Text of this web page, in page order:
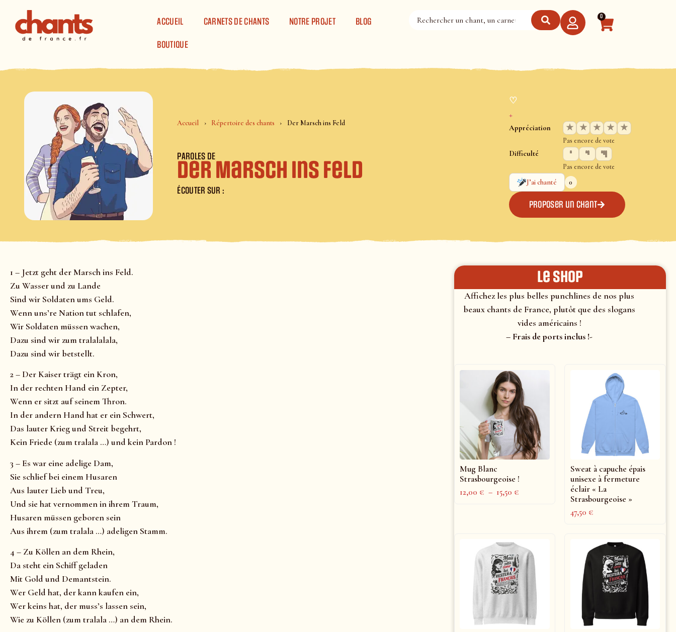
ACCUEIL
CARNETS DE CHANTS NOTRE PROJET BLOG
BOUTIQUE
0
Accueil Répertoire des chants Der Marsch ins Feld
PAROLES DE
Der Marsch ins Feld
ÉCOUTER SUR :
♡
+
Appréciation ★ ★ ★ ★ ★
Pas encore de vote
Difficulté
Pas encore de vote
J’ai chanté
0
Proposer un chant
1 – Jetzt geht der Marsch ins Feld.
Zu Wasser und zu Lande
Sind wir Soldaten ums Geld.
Wenn uns’re Nation tut schlafen,
Wir Soldaten müssen wachen,
Dazu sind wir zum tralalalala,
Dazu sind wir betstellt.
2 – Der Kaiser trägt ein Kron,
In der rechten Hand ein Zepter,
Wenn er sitzt auf seinem Thron.
In der andern Hand hat er ein Schwert,
Das lauter Krieg und Streit begehrt,
Kein Friede (zum tralala …) und kein Pardon !
3 – Es war eine adelige Dam,
Sie schlief bei einem Husaren
Aus lauter Lieb und Treu,
Und sie hat vernommen in ihrem Traum,
Husaren müssen geboren sein
Aus ihrem (zum tralala …) adeligen Stamm.
4 – Zu Köllen an dem Rhein,
Da steht ein Schiff geladen
Mit Gold und Demantstein.
Wer Geld hat, der kann kaufen ein,
Wer keins hat, der muss’s lassen sein,
Wie zu Köllen (zum tralala …) an dem Rhein.
le shop
Affichez les plus belles punchlines de nos plus
beaux chants de France, plutôt que des slogans
vides américains !
– Frais de ports inclus !-
Mug Blanc
Strasbourgeoise !
12,00€ – 15,50€
Sweat à capuche épais
unisexe à fermeture
éclair « La
Strasbourgeoise »
47,50€